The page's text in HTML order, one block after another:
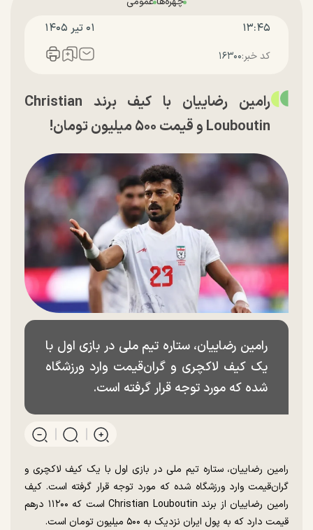
۱۳:۴۵ ۰۱ تير ۱۴۰۵
کد خبر:۱۶۳۰۰
رامین رضاییان با کیف برند Christian
Louboutin و قیمت ۵۰۰ میلیون تومان!
رامین رضاییان، ستاره تیم ملی در بازی اول با
یک کیف لاکچری و گران‌قیمت وارد ورزشگاه
شده که مورد توجه قرار گرفته است.
رامین رضاییان، ستاره تیم ملی در بازی اول با یک کیف لاکچری و
گران‌قیمت وارد ورزشگاه شده که مورد توجه قرار گرفته است. کیف
رامین رضاییان از برند Christian Louboutin است که ۱۱۲۰۰ درهم
قیمت دارد که به پول ایران نزدیک به ۵۰۰ میلیون تومان است.